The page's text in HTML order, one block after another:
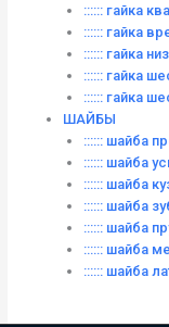
:::::: гайка
:::::: гайка
:::::: гайка
:::::: гайка
:::::: гайка
ШАЙБЫ
:::::: шайба
:::::: шайба
:::::: шайба
:::::: шайба
:::::: шайба
:::::: шайба
:::::: шайба